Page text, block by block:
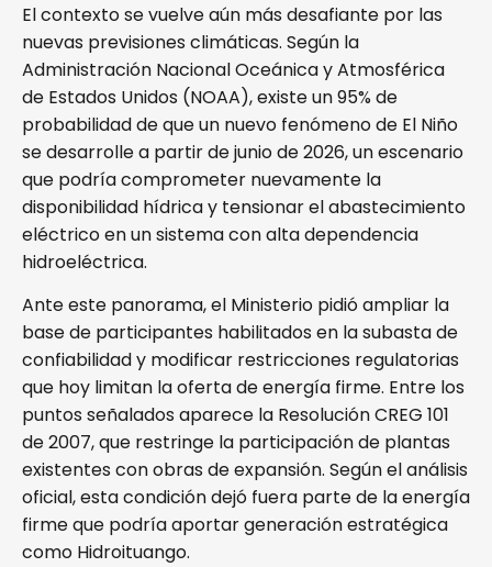
El contexto se vuelve aún más desafiante por las
nuevas previsiones climáticas. Según la
Administración Nacional Oceánica y Atmosférica
de Estados Unidos (NOAA), existe un 95% de
probabilidad de que un nuevo fenómeno de El Niño
se desarrolle a partir de junio de 2026, un escenario
que podría comprometer nuevamente la
disponibilidad hídrica y tensionar el abastecimiento
eléctrico en un sistema con alta dependencia
hidroeléctrica.
Ante este panorama, el Ministerio pidió ampliar la
base de participantes habilitados en la subasta de
confiabilidad y modificar restricciones regulatorias
que hoy limitan la oferta de energía firme. Entre los
puntos señalados aparece la Resolución CREG 101
de 2007, que restringe la participación de plantas
existentes con obras de expansión. Según el análisis
oficial, esta condición dejó fuera parte de la energía
firme que podría aportar generación estratégica
como Hidroituango.